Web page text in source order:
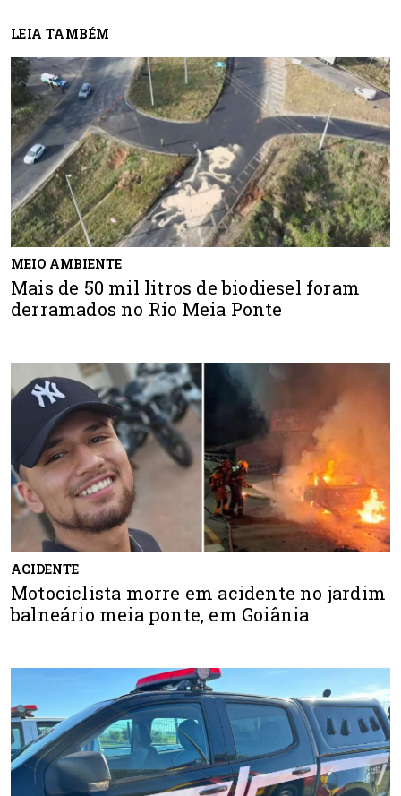
LEIA TAMBÉM
MEIO AMBIENTE
Mais de 50 mil litros de biodiesel foram
derramados no Rio Meia Ponte
ACIDENTE
Motociclista morre em acidente no jardim
balneário meia ponte, em Goiânia